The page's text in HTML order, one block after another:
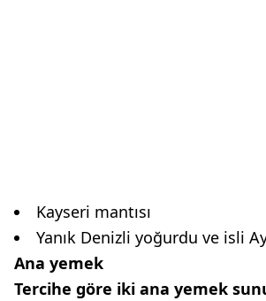
Kayseri mantısı
Yanık Denizli yoğurdu ve isli
Ana yemek
Tercihe göre iki ana yemek